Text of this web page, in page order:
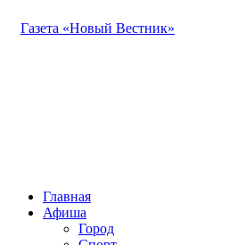
Газета «Новый Вестник»
Главная
Афиша
Город